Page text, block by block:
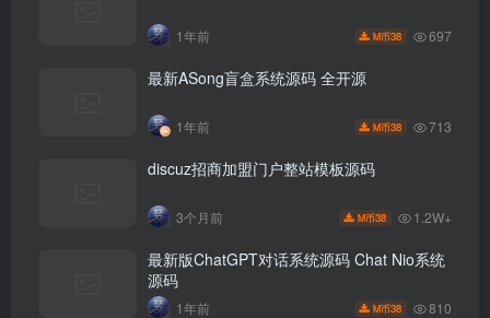
1年前 M币38 697
最新ASong盲盒系统源码 全开源
1年前 M币38 713
discuz招商加盟门户整站模板源码
3个月前 M币38 1.2W+
最新版ChatGPT对话系统源码 Chat Nio系统
源码
1年前 M币38 810